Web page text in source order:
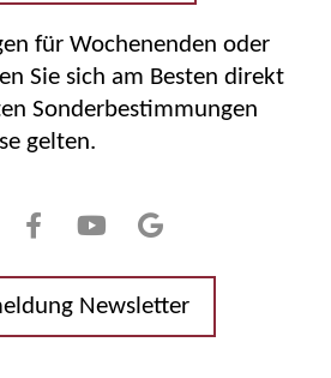
für Wochenenden oder
Sie sich am Besten direkt
Sonderbestimmungen
gelten.
Newsletter